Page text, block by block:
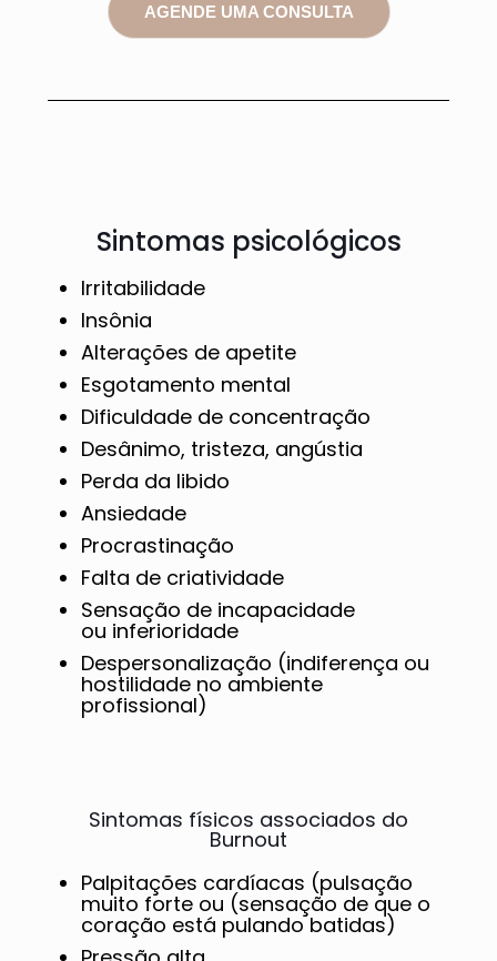
AGENDE UMA CONSULTA
Sintomas psicológicos
Irritabilidade
Insônia
Alterações de apetite
Esgotamento mental
Dificuldade de concentração
Desânimo, tristeza, angústia
Perda da libido
Ansiedade
Procrastinação
Falta de criatividade
Sensação de incapacidade
ou inferioridade
Despersonalização (indiferença ou
hostilidade no ambiente
profissional)
Sintomas físicos associados do
Burnout
Palpitações cardíacas (pulsação
muito forte ou (sensação de que o
coração está pulando batidas)